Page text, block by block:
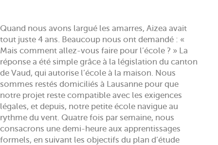
Quand nous avons largué les amarres, Aizea avait
tout juste 4 ans. Beaucoup nous ont demandé : «
Mais comment allez-vous faire pour l’école ? » La
réponse a été simple grâce à la législation du canton
de Vaud, qui autorise l’école à la maison. Nous
sommes restés domiciliés à Lausanne pour que
notre projet reste compatible avec les exigences
légales, et depuis, notre petite école navigue au
rythme du vent. Quatre fois par semaine, nous
consacrons une demi-heure aux apprentissages
formels, en suivant les objectifs du plan d’étude